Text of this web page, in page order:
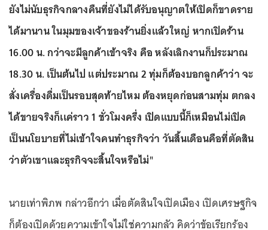
ยังไม่นับธุรกิจกลางคืนที่ยังไม่ได้รับอนุญาตให้เปิดก็ขาดราย
ได้มานาน ในมุมของเจ้าของร้านยิ่งเเล้วใหญ่ หากเปิดร้าน
16.00 น. กว่าจะมีลูกค้าเข้าจริง คือ หลังเลิกงานก็ประมาณ
18.30 น. เป็นต้นไป แต่ประมาณ 2 ทุ่มก็ต้องบอกลูกค้าว่า จะ
สั่งเครื่องดื่มเป็นรอบสุดท้ายไหม ต้องหยุดก่อนสามทุ่ม ตกลง
ได้ขายจริงก็เเค่ราว 1 ชั่วโมงครึ่ง เปิดเเบบนี้ก็เหมือนไม่เปิด
เป็นนโยบายที่ไม่เข้าใจคนทำธุรกิจว่า วันสิ้นเดือนคือที่ตัดสิน
ว่าตัวเขาเเละธุรกิจจะสิ้นใจหรือไม่"
นายเท่าพิภพ กล่าวอีกว่า เมื่อตัดสินใจเปิดเมือง เปิดเศรษฐกิจ
ก็ต้องเปิดด้วยความเข้าใจไม่ใช่ความกลัว คิดว่าข้อเรียกร้อง